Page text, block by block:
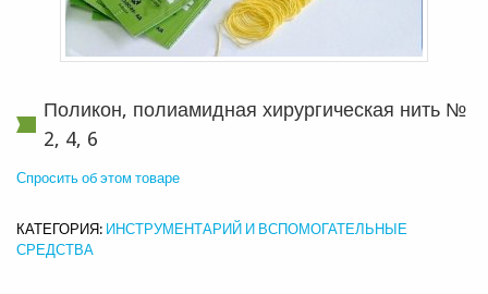
Поликон, полиамидная хирургическая нить №
2, 4, 6
Спросить об этом товаре
КАТЕГОРИЯ: ИНСТРУМЕНТАРИЙ И ВСПОМОГАТЕЛЬНЫЕ
СРЕДСТВА
Индекс
Страна